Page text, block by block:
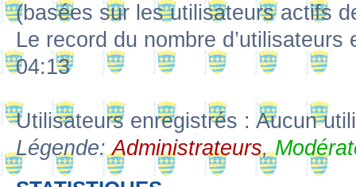
(basées sur les utilisateurs actifs
Le record du nombre
04:13
Utilisateurs enregistrés : Aucun
Légende:Administrateurs,